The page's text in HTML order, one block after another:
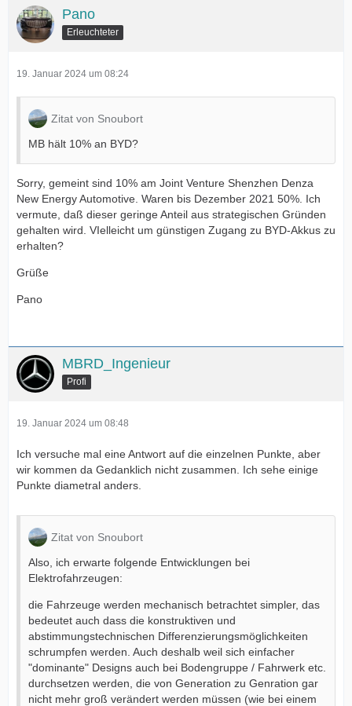
Pano
Erleuchteter
19. Januar 2024 um 08:24
Zitat von Snoubort
MB hält 10% an BYD?
Sorry, gemeint sind 10% am Joint Venture Shenzhen Denza
New Energy Automotive. Waren bis Dezember 2021 50%. Ich
vermute, daß dieser geringe Anteil aus strategischen Gründen
gehalten wird. VIelleicht um günstigen Zugang zu BYD-Akkus zu
erhalten?
Grüße
Pano
MBRD_Ingenieur
Profi
19. Januar 2024 um 08:48
Ich versuche mal eine Antwort auf die einzelnen Punkte, aber
wir kommen da Gedanklich nicht zusammen. Ich sehe einige
Punkte diametral anders.
Zitat von Snoubort
Also, ich erwarte folgende Entwicklungen bei
Elektrofahrzeugen:
die Fahrzeuge werden mechanisch betrachtet simpler, das
bedeutet auch dass die konstruktiven und
abstimmungstechnischen Differenzierungsmöglichkeiten
schrumpfen werden. Auch deshalb weil sich einfacher
"dominante" Designs auch bei Bodengruppe / Fahrwerk etc.
durchsetzen werden, die von Generation zu Genration gar
nicht mehr groß verändert werden müssen (wie bei einem